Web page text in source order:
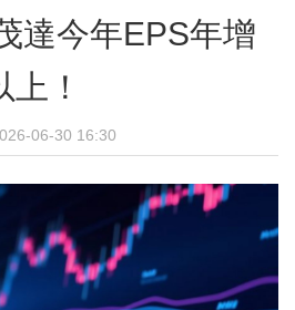
達今年EPS年增
！
06-30 16:30